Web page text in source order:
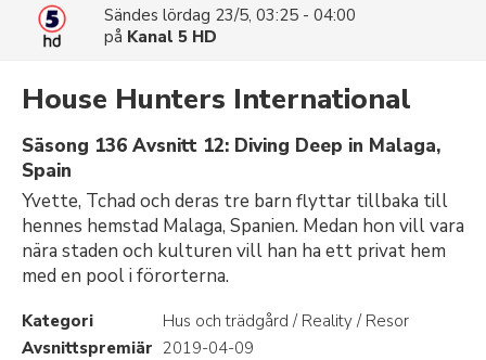
Sändes lördag 23/5, 03:25 - 04:00
på Kanal 5 HD
House Hunters International
Säsong 136 Avsnitt 12: Diving Deep in Malaga,
Spain
Yvette, Tchad och deras tre barn flyttar tillbaka till
hennes hemstad Malaga, Spanien. Medan hon vill vara
nära staden och kulturen vill han ha ett privat hem
med en pool i förorterna.
Kategori
Hus och trädgård / Reality / Resor
Avsnittspremiär 2019-04-09